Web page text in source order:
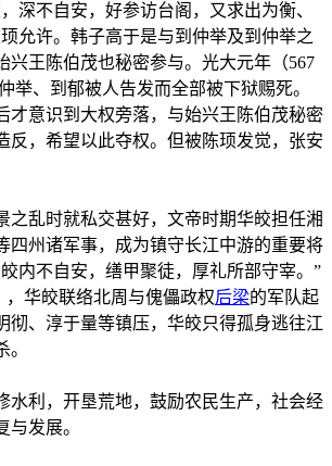
深不自安，好参访台阁，又求出为衡、
允许。韩子高于是与到仲举及到仲举之
兴王陈伯茂也秘密参与。光大元年（567
举、到郁被人告发而全部被下狱赐死。
才意识到大权旁落，与始兴王陈伯茂秘密
反，希望以此夺权。但被陈顼发觉，张安
之乱时就私交甚好，文帝时期华皎担任湘
四州诸军事，成为镇守长江中游的重要将
内不自安，缮甲聚徒，厚礼所部守宰。”
，华皎联络北周与傀儡政权后梁的军队起
彻、淳于量等镇压，华皎只得孤身逃往江
水利，开垦荒地，鼓励农民生产，社会经
与发展。